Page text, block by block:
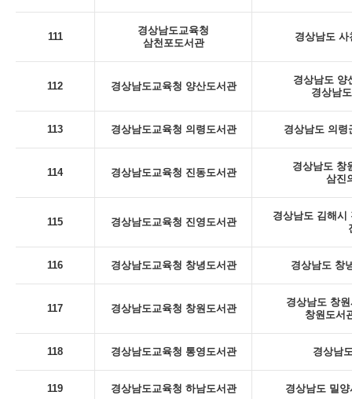
111
경상남도교육청
삼천포도서관
경상남도 사
112 경상남도교육청 양산도서관
경상남도 양
경상남
113 경상남도교육청 의령도서관 경상남도 의령
114 경상남도교육청 진동도서관
경상남도 창
삼진
115 경상남도교육청 진영도서관
경상남도 김해시
116 경상남도교육청 창녕도서관 경상남도 창
117 경상남도교육청 창원도서관
경상남도 창
창원도서
118 경상남도교육청 통영도서관 경상남
119 경상남도교육청 하남도서관 경상남도 밀